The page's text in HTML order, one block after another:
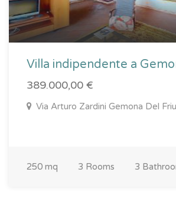
Villa indipendente a
389.000,00 €
Via Arturo Zardini Gemona Del
250 mq 3 Rooms 3